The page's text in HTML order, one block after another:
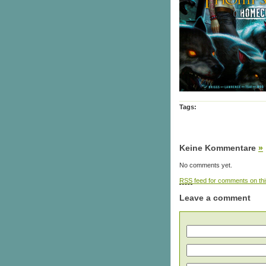
Tags:
Keine Kommentare »
No comments yet.
RSS feed for comments on
Leave a comment